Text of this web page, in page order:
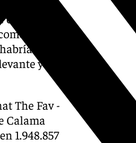
cumplen
y el
The Fav -
Calama
1.948.857